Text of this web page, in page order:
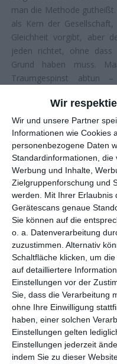
Wir
Wir und unsere Partner
Informationen wie Cookies
personenbezogene Daten
Standardinformationen,
Werbung und Inhalte,
Zielgruppenforschung und
werden. Mit Ihrer Erlaubnis
Gerätescans genaue
Sie können auf die
o. a. Datenverarbeitung
zuzustimmen. Alternativ
Schaltfläche klicken, um
auf detailliertere
Einstellungen vor der
Sie, dass die Verarbeitung
ohne Ihre Einwilligung
haben, einer solchen
Einstellungen gelten
Einstellungen jederzeit
indem Sie zu dieser
man die Methode
als Kern der
Gleichheit vorgibt, aber
jeden richtet, ohne dass
Grund haben muss.
Traumgespinst
aufzeigt, wie wir als
„Buße“ definieren. Es ist
eine Strafe einen
sich diese Orte, ihre
arbeiten und leben, an,
einem Menschen machen.
Diese Fragen stellten
Gaetano Crivaro,Silvia
Diana. Als die Corona-
angelangt war, begannen
In the Penal Colony. Die
distancing“ sowie der
eingehenden Gesprächen
als gesellschaftliche
Lockdowns in einigen
kam, wurde den
Überlegungen
Projekt, das in
Alltag einer Strafanstalt